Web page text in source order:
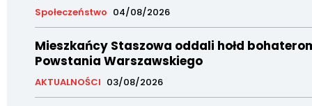
Społeczeństwo 04/08/2026
Mieszkańcy Staszowa oddali hołd
Powstania Warszawskiego
AKTUALNOŚCI 03/08/2026